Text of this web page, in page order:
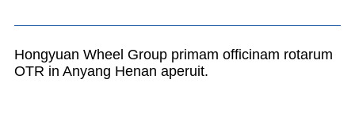
Hongyuan Wheel Group primam officinam rotarum
OTR in Anyang Henan aperuit.